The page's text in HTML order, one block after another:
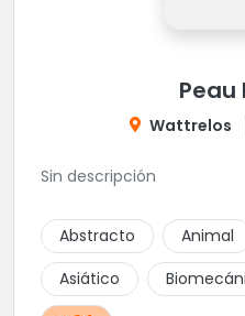
Peau
Wattrelos
Sin descripción
Abstracto Animal
Asiático